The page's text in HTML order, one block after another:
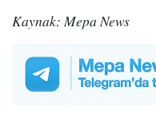
Kaynak: Mepa News